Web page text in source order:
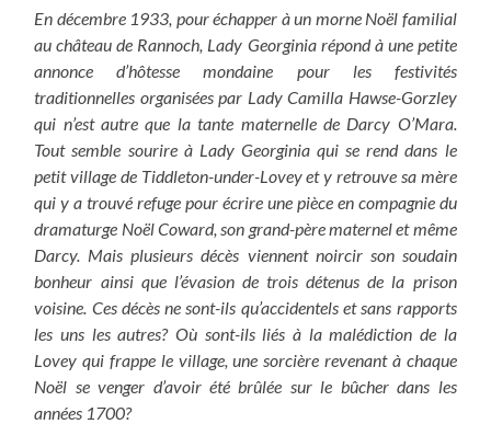
En décembre 1933, pour échapper à un morne Noël familial
au château de Rannoch, Lady Georginia répond à une petite
annonce d’hôtesse mondaine pour les festivités
traditionnelles organisées par Lady Camilla Hawse-Gorzley
qui n’est autre que la tante maternelle de Darcy O’Mara.
Tout semble sourire à Lady Georginia qui se rend dans le
petit village de Tiddleton-under-Lovey et y retrouve sa mère
qui y a trouvé refuge pour écrire une pièce en compagnie du
dramaturge Noël Coward, son grand-père maternel et même
Darcy. Mais plusieurs décès viennent noircir son soudain
bonheur ainsi que l’évasion de trois détenus de la prison
voisine. Ces décès ne sont-ils qu’accidentels et sans rapports
les uns les autres? Où sont-ils liés à la malédiction de la
Lovey qui frappe le village, une sorcière revenant à chaque
Noël se venger d’avoir été brûlée sur le bûcher dans les
années 1700?